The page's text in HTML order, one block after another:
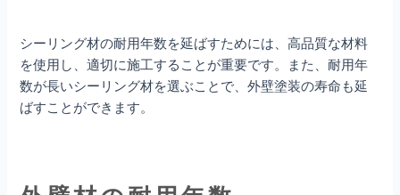
シーリング材の耐用年数を延ばすためには、高品質な材料
を使用し、適切に施工することが重要です。また、耐用年
数が長いシーリング材を選ぶことで、外壁塗装の寿命も延
ばすことができます。